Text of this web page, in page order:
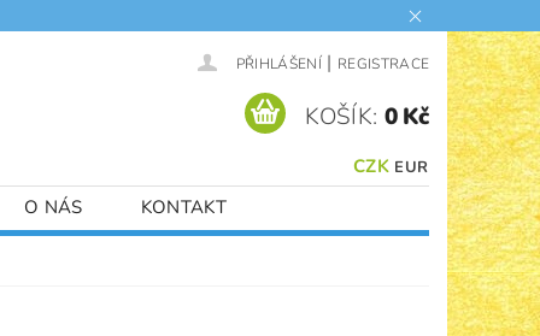
PŘIHLÁŠENÍ | REGISTRACE
CZK EUR
KOŠÍK: 0 Kč
O NÁS KONTAKT